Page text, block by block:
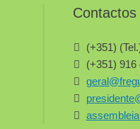
Contactos
(+351)
(+351) 916